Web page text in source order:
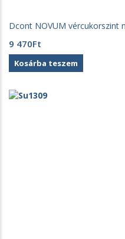
Dcont NOVUM vércukorszint
9 470Ft
Kosárba teszem